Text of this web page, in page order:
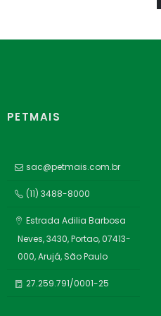
PETMAIS
sac@petmais.com.br
(11) 3488-8000
Estrada Adilia Barbosa
Neves, 3430, Portao, 07413-
000, Arujá, São Paulo
27.259.791/0001-25